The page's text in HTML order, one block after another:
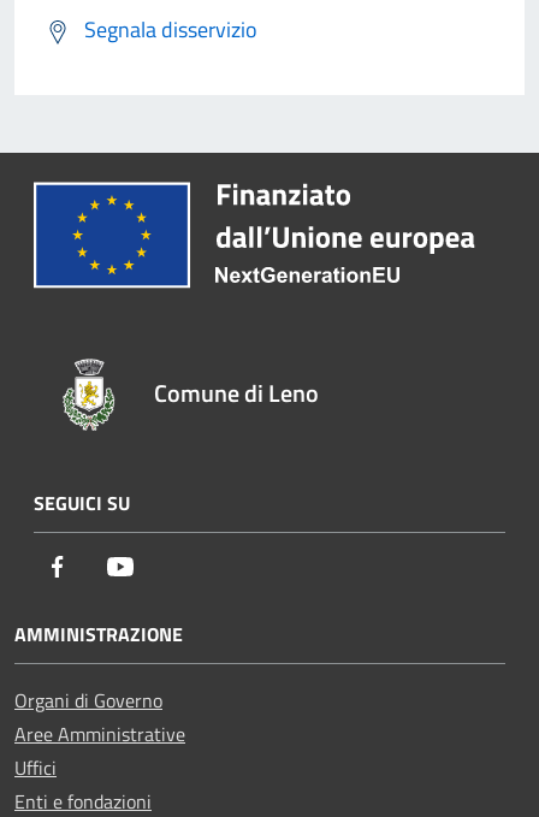
Segnala disservizio
Comune di Leno
SEGUICI SU
Facebook
AMMINISTRAZIONE
Organi di Governo
Aree Amministrative
Uffici
Enti e fondazioni